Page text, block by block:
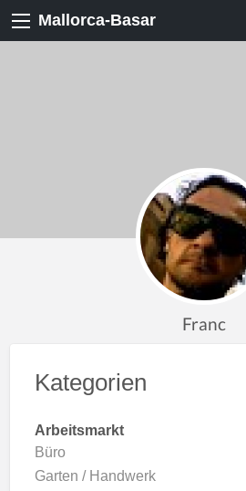
Mallorca-Basar
Franc
Kategorien
Arbeitsmarkt
Büro
Garten / Handwerk